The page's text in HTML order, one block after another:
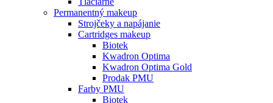
Permanentný makeup
Strojčeky a napájanie
Cartridges makeup
Biotek
Kwadron Optima
Kwadron Optima Gold
Prodak PMU
Farby PMU
Biotek